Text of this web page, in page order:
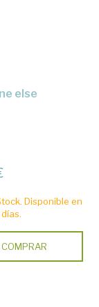
else
Disponible en
COMPRAR